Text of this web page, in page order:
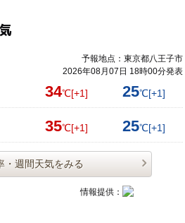
予報地点：東京都八王子市
2026年08月07日 18時00分発表
34℃[+1] 25℃[+1]
35℃[+1] 25℃[+1]
・週間天気をみる
情報提供：